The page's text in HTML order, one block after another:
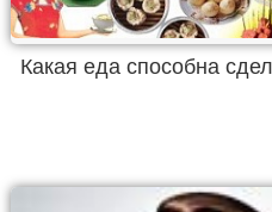
Какая еда способна